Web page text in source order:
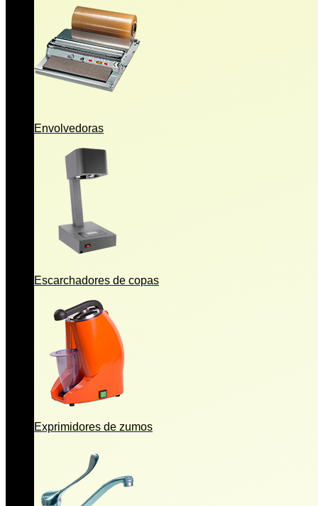
Envolvedoras
Escarchadores de copas
Exprimidores de zumos